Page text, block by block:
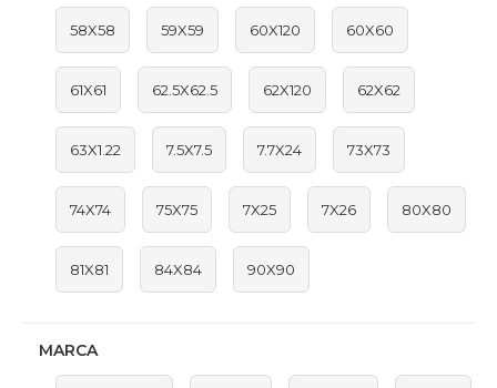
58X58 59X59 60X120 60X60
61X61 62.5X62.5 62X120 62X62
63X1.22 7.5X7.5 7.7X24 73X73
74X74 75X75 7X25 7X26 80X80
81X81 84X84 90X90
MARCA